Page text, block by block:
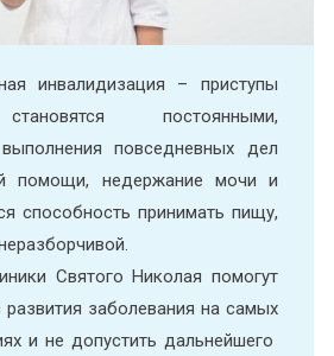
инвалидизация – приступы
постоянными,
повседневных дел
помощи, недержание мочи и
способность принимать пищу,
Святого Николая помогут
заболевания на самых
и не допустить дальнейшего